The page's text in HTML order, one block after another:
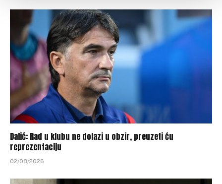
Dalić: Rad u klubu ne dolazi u obzir, preuzeti ću
reprezentaciju
02/08/2026